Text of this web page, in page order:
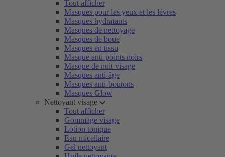
Tout afficher
Masques pour les yeux et les lèvres
Masques hydratants
Masques de nettoyage
Masques de boue
Masques en tissu
Masque anti-points noirs
Masque de nuit visage
Masques anti-âge
Masques anti-boutons
Masques Glow
Nettoyant visage
Tout afficher
Gommage visage
Lotion tonique
Eau micellaire
Gel nettoyant